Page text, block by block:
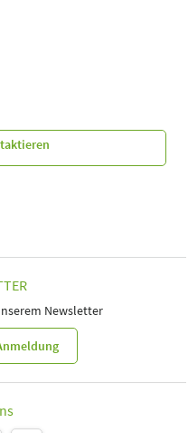
| Logopäden,
|
Newsletter